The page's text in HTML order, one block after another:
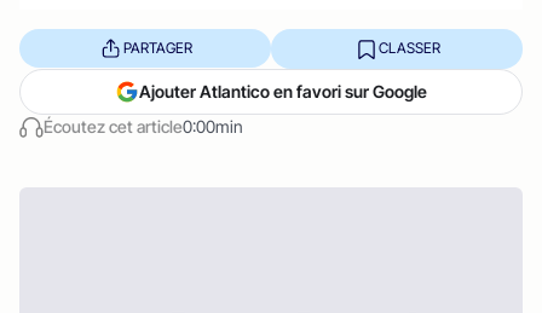
Écoutez cet article0:00min
PARTAGER CLASSER
Ajouter Atlantico en favori sur Google